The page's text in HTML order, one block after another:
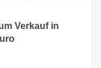
Verkauf in